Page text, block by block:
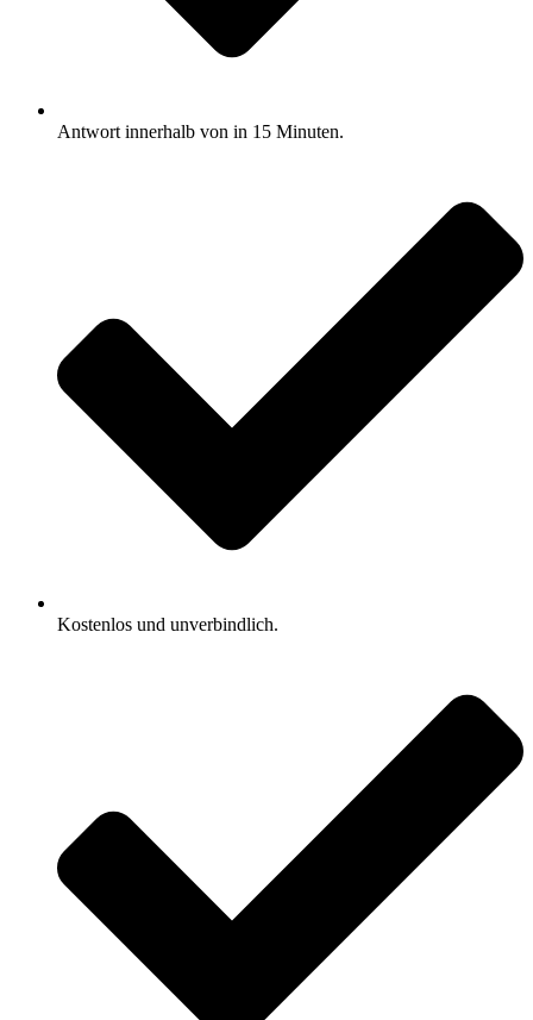
Antwort innerhalb von in 15 Minuten.
Kostenlos und unverbindlich.